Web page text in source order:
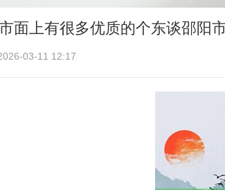
面上有很多优质的个东谈邵阳
03-11 12:17